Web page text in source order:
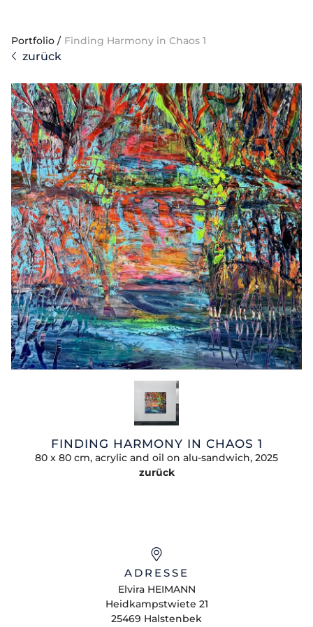
Portfolio / Finding Harmony in Chaos 1
zurück
FINDING HARMONY IN CHAOS 1
80 x 80 cm, acrylic and oil on alu-sandwich, 2025
zurück
ADRESSE
Elvira HEIMANN
Heidkampstwiete 21
25469 Halstenbek